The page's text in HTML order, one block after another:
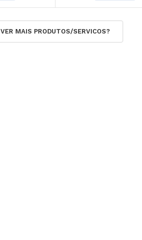
VER MAIS PRODUTOS/SERVICOS?